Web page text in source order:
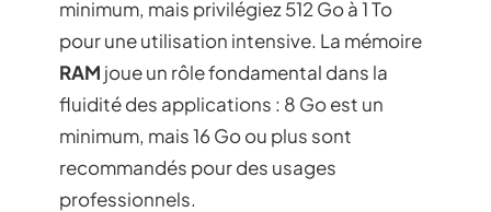
minimum, mais privilégiez 512 Go à 1 To
pour une utilisation intensive. La mémoire
RAM joue un rôle fondamental dans la
fluidité des applications : 8 Go est un
minimum, mais 16 Go ou plus sont
recommandés pour des usages
professionnels.